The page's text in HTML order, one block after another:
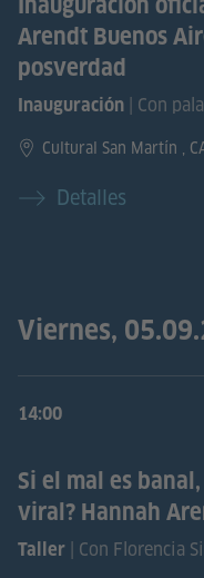
Arendt Buenos
posverdad
Inauguración | Con
Cultural San Martín ,
Detalles
Viernes,
14:00
Si el mal es
viral? Hannah
Taller | Con Florencia